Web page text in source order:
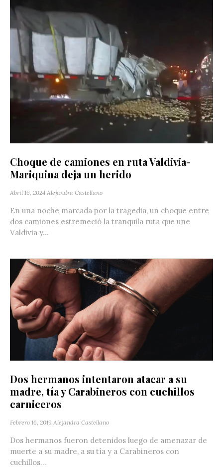
Choque de camiones en ruta Valdivia-
Mariquina deja un herido
Abril 16, 2024 Alejandra Castellano
En una noche marcada por la tragedia, un choque entre
dos camiones estremeció la tranquila ruta que une
Valdivia y...
Dos hermanos intentaron atacar a su
madre, tía y Carabineros con cuchillos
carniceros
Febrero 16, 2019 Alejandra Castellano
Dos hermanos fueron detenidos luego de amenazar de
muerte a su madre, a su tía y a Carabineros con
cuchillos...